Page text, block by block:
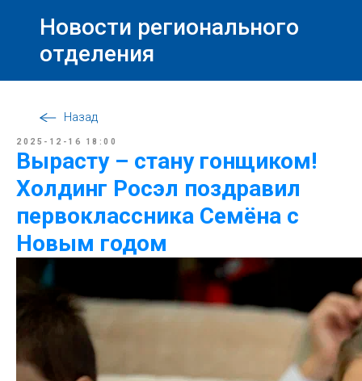
Новости регионального
отделения
Назад
2025-12-16 18:00
Вырасту – стану гонщиком!
Холдинг Росэл поздравил
первоклассника Семёна с
Новым годом